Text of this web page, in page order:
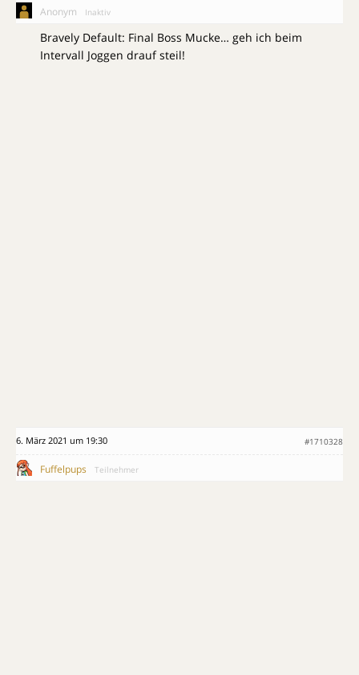
Anonym Inaktiv
Bravely Default: Final Boss Mucke… geh ich beim
Intervall Joggen drauf steil!
6. März 2021 um 19:30 #1710328
Fuffelpups Teilnehmer